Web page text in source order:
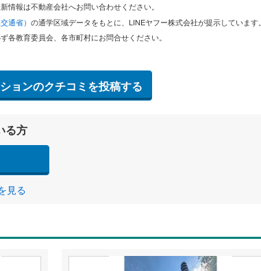
報は不動産会社へお問い合わせください。
通省） の通学区域データをもとに、LINEヤフー株式会社が提示しています。
教育委員会、各市町村にお問合せください。
ョンのクチコミを投稿する
る方
見る